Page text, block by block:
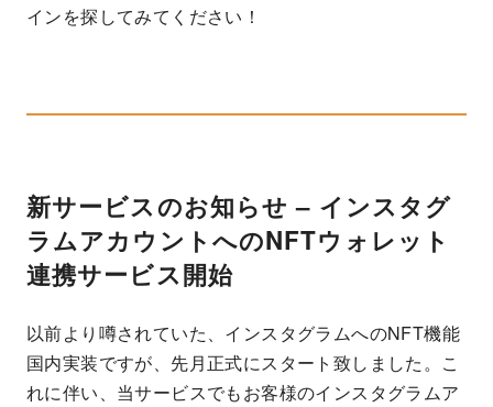
インを探してみてください！
新サービスのお知らせ – インスタグ
ラムアカウントへのNFTウォレット
連携サービス開始
以前より噂されていた、インスタグラムへのNFT機能
国内実装ですが、先月正式にスタート致しました。こ
れに伴い、当サービスでもお客様のインスタグラムア